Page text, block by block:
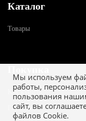
Мы используем
работы,
пользования
сайт, вы
файлов Cookie.
Каталог
Товары
Как купить
Гарантия